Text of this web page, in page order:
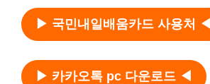
▶ 국민내일배움카드 사용처 ◀
▶ 카카오톡 pc 다운로드 ◀